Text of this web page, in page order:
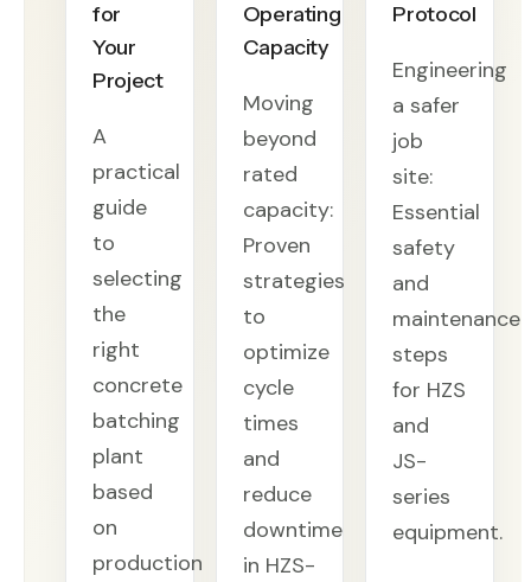
for
Your
Project
A
practical
guide
to
selecting
the
right
concrete
batching
plant
based
on
production
Operating
Capacity
Moving
beyond
rated
capacity:
Proven
strategies
to
optimize
cycle
times
and
reduce
downtime
in HZS-
Protocol
Engineering
a safer
job
site:
Essential
safety
and
maintenance
steps
for HZS
and
JS-
series
equipment.